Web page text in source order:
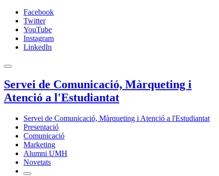
Facebook
Twitter
YouTube
Instagram
LinkedIn
Servei de Comunicació, Màrqueting i
Atenció a l'Estudiantat
Servei de Comunicació, Màrqueting i Atenció a l'Estudiantat
Presentació
Comunicació
Marketing
Alumni UMH
Novetats